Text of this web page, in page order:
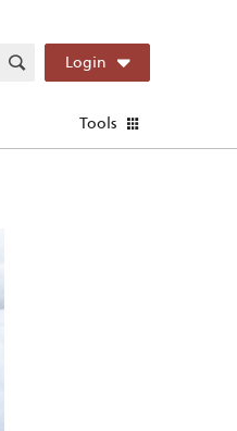
Login
Tools